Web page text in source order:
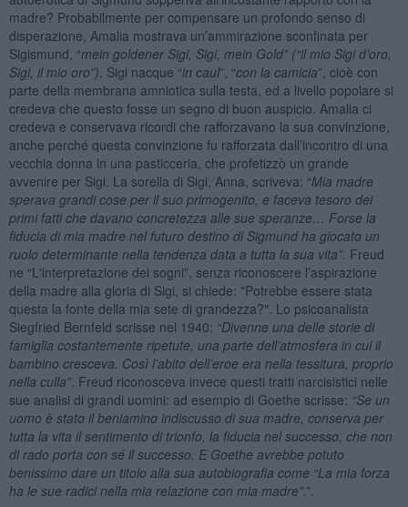
madre? Probabilmente per compensare un profondo senso di
disperazione, Amalia mostrava un’ammirazione sconfinata per
Sigismund, “mein goldener Sigi, Sigi, mein Gold” (“il mio Sigi d’oro,
Sigi, il mio oro”) . Sigi nacque “in caul”, “con la camicia”, cioè con
parte della membrana amniotica sulla testa, ed a livello popolare si
credeva che questo fosse un segno di buon auspicio. Amalia ci
credeva e conservava ricordi che rafforzavano la sua convinzione,
anche perché questa convinzione fu rafforzata dall’incontro di una
vecchia donna in una pasticceria, che profetizzò un grande
avvenire per Sigi. La sorella di Sigi, Anna, scriveva: “Mia madre
sperava grandi cose per il suo primogenito, e faceva tesoro dei
primi fatti che davano concretezza alle sue speranze… Forse la
fiducia di mia madre nel futuro destino di Sigmund ha giocato un
ruolo determinante nella tendenza data a tutta la sua vita”. Freud
ne “L'interpretazione dei sogni”, senza riconoscere l’aspirazione
della madre alla gloria di Sigi, si chiede: "Potrebbe essere stata
questa la fonte della mia sete di grandezza?". Lo psicoanalista
Siegfried Bernfeld scrisse nel 1940: “Divenne una delle storie di
famiglia costantemente ripetute, una parte dell’atmosfera in cui il
bambino cresceva. Così l’abito dell’eroe era nella tessitura, proprio
nella culla”. Freud riconosceva invece questi tratti narcisistici nelle
sue analisi di grandi uomini: ad esempio di Goethe scrisse: “Se un
uomo è stato il beniamino indiscusso di sua madre, conserva per
tutta la vita il sentimento di trionfo, la fiducia nel successo, che non
di rado porta con sé il successo. E Goethe avrebbe potuto
benissimo dare un titolo alla sua autobiografia come “La mia forza
ha le sue radici nella mia relazione con mia madre”.”.